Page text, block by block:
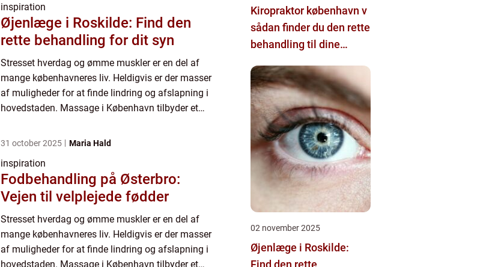
inspiration
Øjenlæge i Roskilde: Find den
rette behandling for dit syn
Stresset hverdag og ømme muskler er en del af
mange københavneres liv. Heldigvis er der masser
af muligheder for at finde lindring og afslapning i
hovedstaden. Massage i København tilbyder et
31 october 2025 Maria Hald
inspiration
Fodbehandling på Østerbro:
Vejen til velplejede fødder
Stresset hverdag og ømme muskler er en del af
mange københavneres liv. Heldigvis er der masser
af muligheder for at finde lindring og afslapning i
hovedstaden. Massage i København tilbyder et
Kiropraktor københavn v
sådan finder du den rette
behandling til dine
02 november 2025
Øjenlæge i Roskilde:
Find den rette